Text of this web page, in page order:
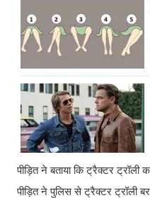
पीड़ित ने बताया कि ट्रैक्टर
पीड़ित ने पुलिस से ट्रैक्टर ट्रॉली